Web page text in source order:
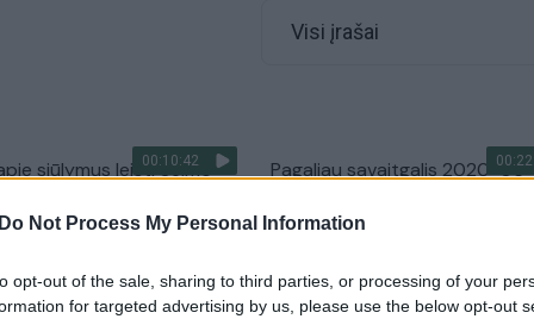
Do Not Process My Personal Information
opt-out of the sale, sharing to third parties, or processing of your
for targeted advertising by us, please use the below opt-out
Visi įrašai
00:10:42
siūlymus leisti Seimo
kokybės gerinimo
Pagaliau savaitgalis 2020-